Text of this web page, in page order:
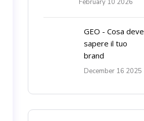
February 10 2026
GEO - Cosa deve
sapere il tuo
brand
December 16 2025